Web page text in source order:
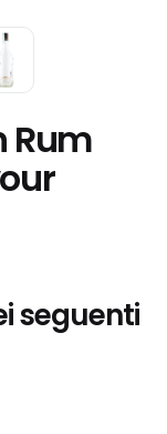
Rum
seguenti